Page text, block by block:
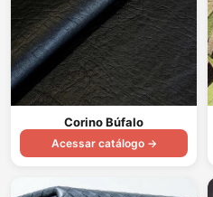
Corino Búfalo
Acessar catálogo →